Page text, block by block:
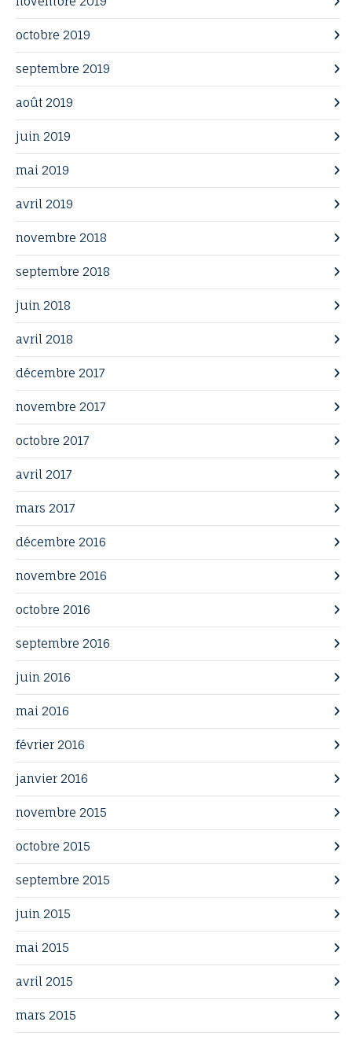
octobre 2019
septembre 2019
août 2019
juin 2019
mai 2019
avril 2019
novembre 2018
septembre 2018
juin 2018
avril 2018
décembre 2017
novembre 2017
octobre 2017
avril 2017
mars 2017
décembre 2016
novembre 2016
octobre 2016
septembre 2016
juin 2016
mai 2016
février 2016
janvier 2016
novembre 2015
octobre 2015
septembre 2015
juin 2015
mai 2015
avril 2015
mars 2015